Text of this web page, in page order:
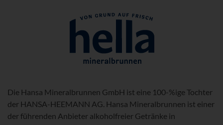
Die Hansa Mineralbrunnen GmbH ist eine 100-%ige Tochter
der HANSA-HEEMANN AG. Hansa Mineralbrunnen ist einer
der führenden Anbieter alkoholfreier Getränke in